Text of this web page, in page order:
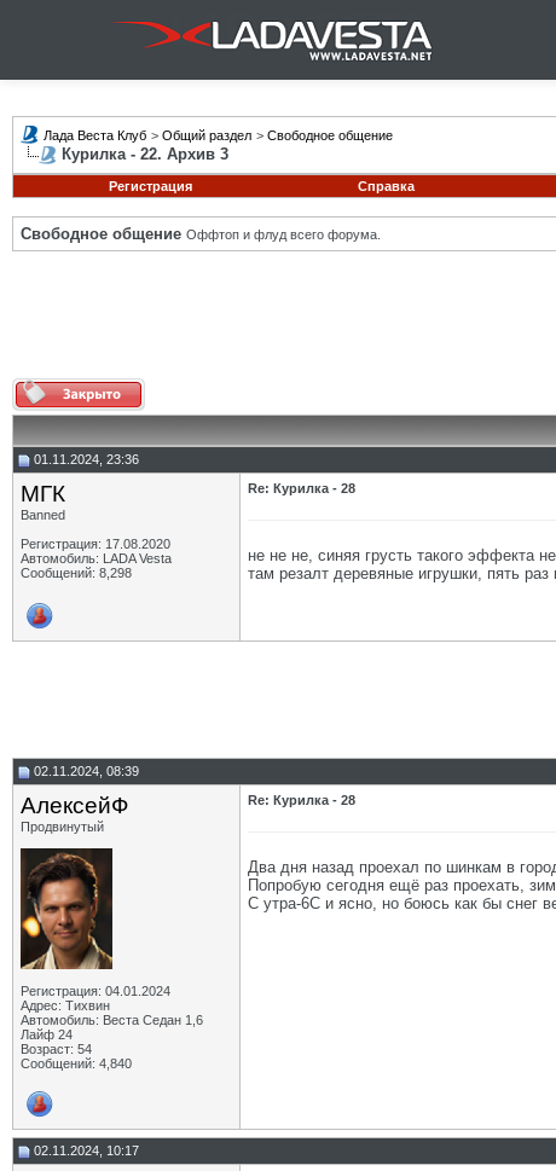
Лада Веста Клуб > Общий раздел > Свободное общение
Курилка - 22. Архив 3
Регистрация
Справка
Свободное общение Оффтоп и флуд всего форума.
01.11.2024, 23:36
МГК
Banned
Регистрация: 17.08.2020
Автомобиль: LADA Vesta
Сообщений: 8,298
Re: Курилка - 28
не не не, синяя грусть такого эффекта
там резалт деревяные игрушки, пять
02.11.2024, 08:39
АлексейФ
Продвинутый
Регистрация: 04.01.2024
Адрес: Тихвин
Автомобиль: Веста Седан 1,6
Лайф 24
Возраст: 54
Сообщений: 4,840
Re: Курилка - 28
Два дня назад проехал по шинкам в
Попробую сегодня ещё раз проехать,
С утра-6С и ясно, но боюсь как бы снег
02.11.2024, 10:17